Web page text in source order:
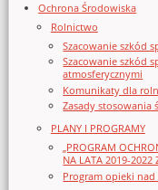
Ochrona Środowiska
Rolnictwo
Szacowanie szkód
Szacowanie szkód
atmosferycznymi
Komunikaty dla
Zasady stosowania
PLANY I PROGRAMY
„PROGRAM
NA LATA 2019-2022
Program opieki